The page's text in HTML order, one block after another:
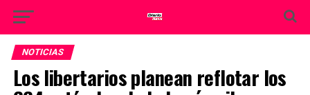
NOTICIAS
Los libertarios planean reflotar los